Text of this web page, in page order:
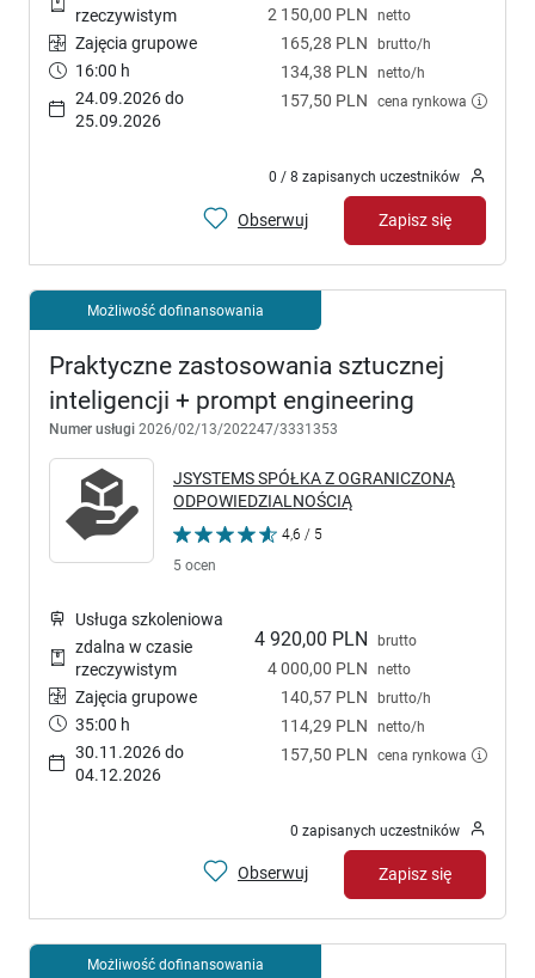
2 150,00 PLN netto
165,28 PLN brutto/h
134,38 PLN netto/h
157,50 PLN cena rynkowa
rzeczywistym
Zajęcia grupowe
16:00 h
24.09.2026 do
25.09.2026
0 / 8 zapisanych uczestników
Obserwuj Zapisz się
Możliwość dofinansowania
Praktyczne zastosowania sztucznej
inteligencji + prompt engineering
Numer usługi 2026/02/13/202247/3331353
JSYSTEMS SPÓŁKA Z OGRANICZONĄ
ODPOWIEDZIALNOŚCIĄ
4,6 / 5
5 ocen
4 920,00 PLN brutto
4 000,00 PLN netto
140,57 PLN brutto/h
114,29 PLN netto/h
157,50 PLN cena rynkowa
Usługa szkoleniowa
zdalna w czasie
rzeczywistym
Zajęcia grupowe
35:00 h
30.11.2026 do
04.12.2026
0 zapisanych uczestników
Obserwuj Zapisz się
Możliwość dofinansowania